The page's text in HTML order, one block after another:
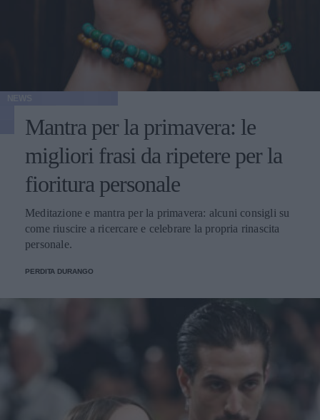
Mantra per la primavera: le
migliori frasi da ripetere per la
fioritura personale
Meditazione e mantra per la primavera: alcuni consigli su
come riuscire a ricercare e celebrare la propria rinascita
personale.
PERDITA DURANGO